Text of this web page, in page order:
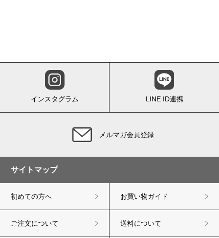
インスタグラム LINE ID連携
メルマガ会員登録
サイトマップ
初めての方へ お買い物ガイド
ご注文について 送料について